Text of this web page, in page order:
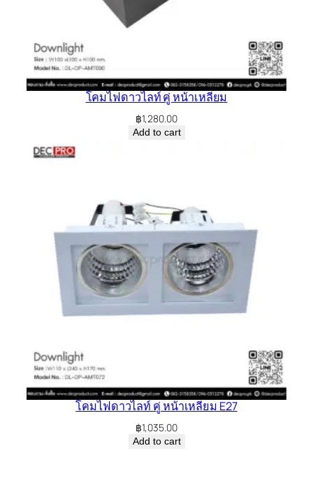
โคมไฟดาวไลท์ คู่ หน้าเหลี่ยม
฿1,280.00
Add to cart
โคมไฟดาวไลท์ คู่ หน้าเหลี่ยม E27
฿1,035.00
Add to cart